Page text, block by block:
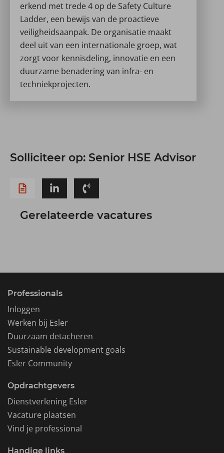
erkend met trede 4 op de Safety Culture
Ladder, een bewijs van de proactieve
veiligheidsaanpak. De organisatie maakt
deel uit van een internationale groep, wat
zorgt voor kennisdeling, innovatie en een
duurzame benadering van infra- en
techniekprojecten.
Solliciteer op: Senior HSE Advisor
Gerelateerde vacatures
Professionals
Inloggen
Werken bij Esler
Duurzaam detacheren
Sustainable development goals
Esler Community
Opdrachtgevers
Dienstverlening Esler
Vacature plaatsen
Vind je professional
Handige links